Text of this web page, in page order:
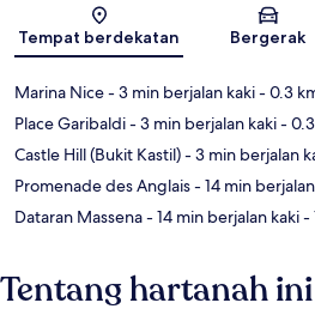
Tempat berdekatan Bergerak
Marina Nice- 3 min berjalan kaki- 0.3
Place Garibaldi- 3 min berjalan kaki-
Castle Hill (Bukit Kastil)- 3 min berjalan
Promenade des Anglais- 14 min
Dataran Massena- 14 min berjalan kaki-
Tentang hartanah ini